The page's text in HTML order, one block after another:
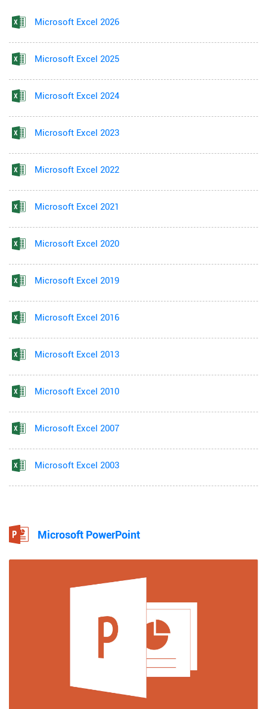
Microsoft Excel 2026
Microsoft Excel 2025
Microsoft Excel 2024
Microsoft Excel 2023
Microsoft Excel 2022
Microsoft Excel 2021
Microsoft Excel 2020
Microsoft Excel 2019
Microsoft Excel 2016
Microsoft Excel 2013
Microsoft Excel 2010
Microsoft Excel 2007
Microsoft Excel 2003
Microsoft PowerPoint